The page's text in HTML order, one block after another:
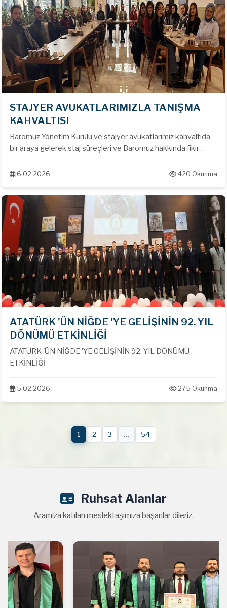
STAJYER AVUKATLARIMIZLA TANIŞMA
KAHVALTISI
Baromuz Yönetim Kurulu ve stajyer avukatlarımız kahvaltıda
bir araya gelerek staj süreçleri ve Baromuz hakkında fikir
6.02.2026 420 Okunma
ATATÜRK 'ÜN NİĞDE 'YE GELİŞİNİN 92. YIL
DÖNÜMÜ ETKİNLİĞİ
ATATÜRK 'ÜN NİĞDE 'YE GELİŞİNİN 92. YIL DÖNÜMÜ
ETKİNLİĞİ
5.02.2026 275 Okunma
1 2 3 … 54
Ruhsat Alanlar
Aramıza katılan meslektaşımıza başarılar dileriz.